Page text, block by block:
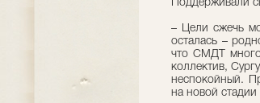
Поддерживали
– Цели сжечь
осталась –
что СМДТ много
коллектив,
неспокойный.
на новой стадии